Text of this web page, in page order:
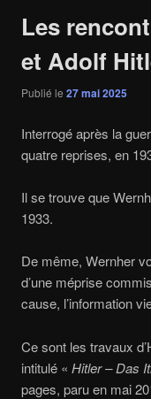
Les
et Adolf
Publié le 27 mai 2025
Interrogé après la
quatre reprises, en
Il se trouve que
1933.
De même, Wernher
d’une méprise
cause, l’information
Ce sont les travaux
intitulé « Hitler – Das
pages, paru en mai